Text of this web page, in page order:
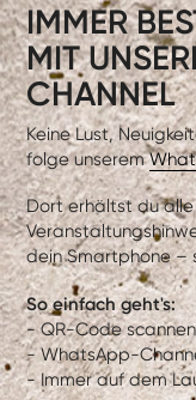
IMMER
MIT
CHANNEL
Keine Lust,
folge unserem
Dort erhältst du
dein Smartphone –
So einfach geht's:
- QR-Code scannen
- WhatsApp-
- Immer auf dem